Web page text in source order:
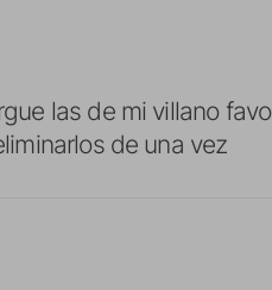
las de mi villano
de una vez